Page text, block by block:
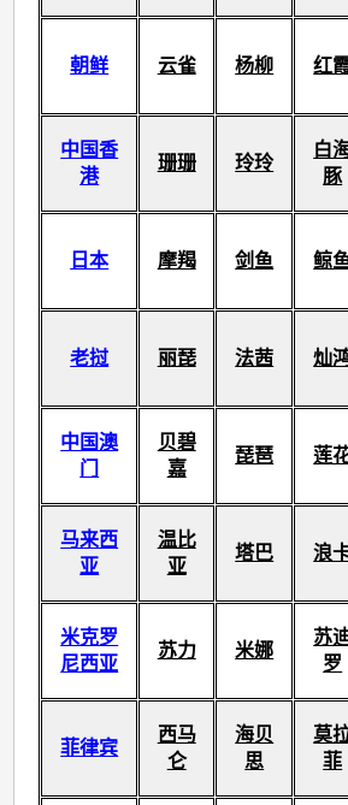
朝鲜 云雀 杨柳 红
中国香
港
珊珊 玲玲
白
豚
日本 摩羯 剑鱼 鲸
老挝 丽琵 法茜 灿
中国澳
门
贝碧
嘉
琵琶 莲
马来西
亚
温比
亚
塔巴 浪
米克罗
尼西亚
苏力 米娜
苏
罗
菲律宾
西马
仑
海贝
思
莫
菲